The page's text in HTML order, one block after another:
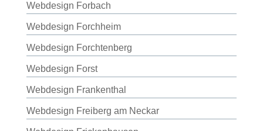
Webdesign Forbach
Webdesign Forchheim
Webdesign Forchtenberg
Webdesign Forst
Webdesign Frankenthal
Webdesign Freiberg am Neckar